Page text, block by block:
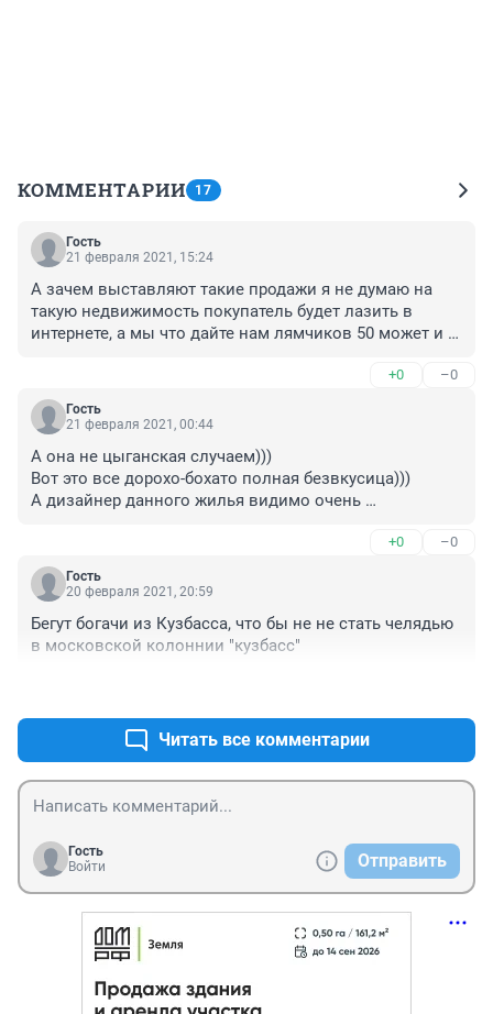
КОММЕНТАРИИ 17
Гость
21 февраля 2021, 15:24
А зачем выставляют такие продажи я не думаю на
такую недвижимость покупатель будет лазить в
интернете, а мы что дайте нам лямчиков 50 может и
хоромах простой умный человек предпочитает иметь
однушку в которой можно переночевать,перекусить и
на машине попутешествовать, а это все "прах в
+0 –0
Гость
21 февраля 2021, 00:44
А она не цыганская случаем)))
Вот это все дорохо-бохато полная безвкусица)))
А дизайнер данного жилья видимо очень
+0 –0
Гость
20 февраля 2021, 20:59
Бегут богачи из Кузбасса, что бы не не стать челядью
в московской колоннии "кузбасс"
Читать все комментарии
Гость
Войти
Отправить